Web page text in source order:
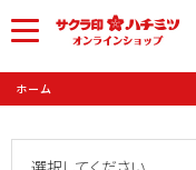
ホーム